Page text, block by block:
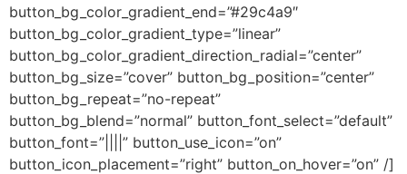
button_bg_color_gradient_end=”#29c4a9″
button_bg_color_gradient_type=”linear”
button_bg_color_gradient_direction_radial=”center”
button_bg_size=”cover” button_bg_position=”center”
button_bg_repeat=”no-repeat”
button_bg_blend=”normal” button_font_select=”default”
button_font=”||||” button_use_icon=”on”
button_icon_placement=”right” button_on_hover=”on” /]